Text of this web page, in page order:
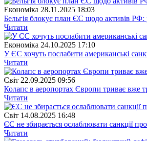
Економіка 28.11.2025 18:03
Бельгія блокує план ЄС щодо активів
Читати
Економіка 24.10.2025 17:10
У ЄС хочуть послабити американські
Читати
Свiт 22.09.2025 09:56
Колапс в аеропортах Європи триває вже
Читати
Свiт 14.08.2025 16:48
ЄС не збирається ослаблювати санкції
Читати